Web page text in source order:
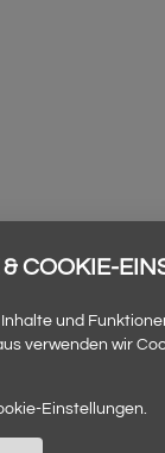
COOKIE-
und
verwenden wir
Einstellungen.